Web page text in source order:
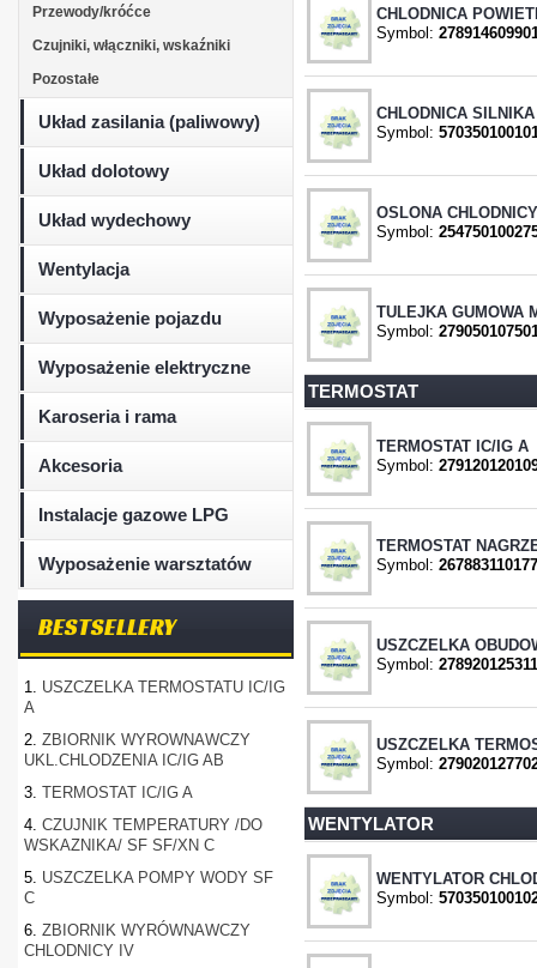
Przewody/króćce
Czujniki, włączniki, wskaźniki
Pozostałe
Układ zasilania (paliwowy)
Układ dolotowy
Układ wydechowy
Wentylacja
Wyposażenie pojazdu
Wyposażenie elektryczne
Karoseria i rama
Akcesoria
Instalacje gazowe LPG
Wyposażenie warsztatów
BESTSELLERY
1. USZCZELKA TERMOSTATU IC/IG
A
2. ZBIORNIK WYROWNAWCZY
UKL.CHLODZENIA IC/IG AB
3. TERMOSTAT IC/IG A
4. CZUJNIK TEMPERATURY /DO
WSKAZNIKA/ SF SF/XN C
5. USZCZELKA POMPY WODY SF
C
6. ZBIORNIK WYRÓWNAWCZY
CHLODNICY IV
CHLODNICA
Symbol:
CHLODNICA
Symbol:
OSLONA
Symbol:
TULEJKA GUMOWA
Symbol:
TERMOSTAT
TERMOSTAT IC/IG A
Symbol:
TERMOSTAT
Symbol: 267883110177
USZCZELKA
Symbol: 278920125311
USZCZELKA
Symbol:
WENTYLATOR
WENTYLATOR
Symbol: